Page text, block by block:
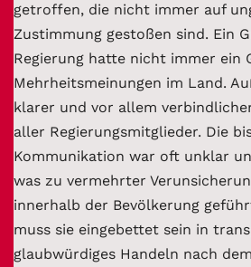
getroffen, die nicht immer auf
Zustimmung gestoßen sind. Ein
Regierung hatte nicht immer ein
Mehrheitsmeinungen im Land.
klarer und vor allem
aller Regierungsmitglieder. Die
Kommunikation war oft unklar
was zu vermehrter
innerhalb der Bevölkerung
muss sie eingebettet sein in
glaubwürdiges Handeln nach